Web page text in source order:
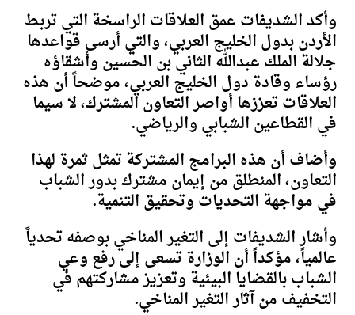
وأكد الشديفات عمق العلاقات الراسخة التي تربط
الأردن بدول الخليج العربي، والتي أرسى قواعدها
جلالة الملك عبدالله الثاني بن الحسين وأشقاؤه
رؤساء وقادة دول الخليج العربي، موضحاً أن هذه
العلاقات تعززها أواصر التعاون المشترك، لا سيما
في القطاعين الشبابي والرياضي.
وأضاف أن هذه البرامج المشتركة تمثل ثمرة لهذا
التعاون، المنطلق من إيمان مشترك بدور الشباب
في مواجهة التحديات وتحقيق التنمية.
وأشار الشديفات إلى التغير المناخي بوصفه تحدياً
عالمياً، مؤكداً أن الوزارة تسعى إلى رفع وعي
الشباب بالقضايا البيئية وتعزيز مشاركتهم في
التخفيف من آثار التغير المناخي.